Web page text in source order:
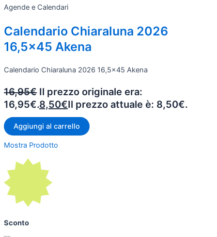
Agende e Calendari
Calendario Chiaraluna 2026
16,5x45 Akena
Calendario Chiaraluna 2026 16,5x45 Akena
16,95€ Il prezzo originale era:
16,95€.8,50€Il prezzo attuale è: 8,50€.
Aggiungi al carrello
Mostra Prodotto
Sconto